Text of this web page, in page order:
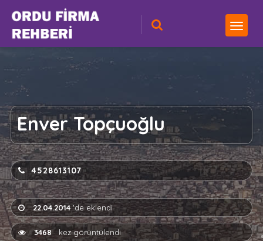
Enver Topçuoğlu
4528613107
22.04.2014'de eklendi
3468kez görüntülendi